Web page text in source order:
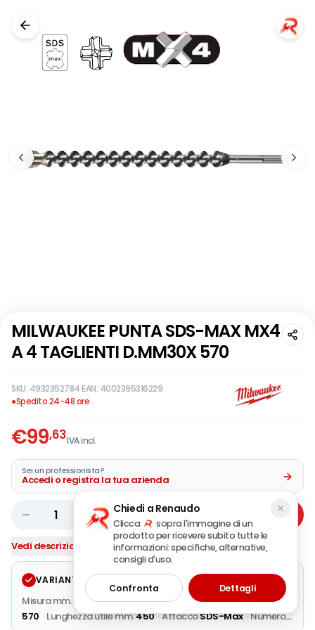
MILWAUKEE PUNTA SDS-MAX MX4
A 4 TAGLIENTI D.MM30X 570
SKU: 4932352784·EAN: 4002395316229
●Spedito 24-48 ore
€99,63IVA incl.
Sei un professionista?
Accedi o registra la tua azienda
1 Aggiungi
Vedi descrizione completa
VARIANTE SELEZIONATA Modifica
Misura mm. 30x570 · Diametro mm.30 · Lunghezza totale mm.
570 · Lunghezza utile mm.450 · AttaccoSDS-Max · Numero
Chiedi a Renaudo
Clicca
sopra l'immagine di un
prodotto per ricevere subito tutte le
informazioni: specifiche, alternative,
consigli d'uso.
Confronta Dettagli